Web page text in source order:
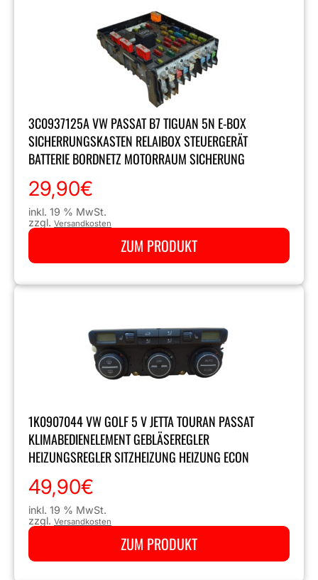
3C0937125A VW PASSAT B7 TIGUAN 5N E-BOX
SICHERRUNGSKASTEN RELAIBOX STEUERGERÄT
BATTERIE BORDNETZ MOTORRAUM SICHERUNG
29,90€
inkl. 19 % MwSt.
zzgl. Versandkosten
ZUM PRODUKT
1K0907044 VW GOLF 5 V JETTA TOURAN PASSAT
KLIMABEDIENELEMENT GEBLÄSEREGLER
HEIZUNGSREGLER SITZHEIZUNG HEIZUNG ECON
49,90€
inkl. 19 % MwSt.
zzgl. Versandkosten
ZUM PRODUKT